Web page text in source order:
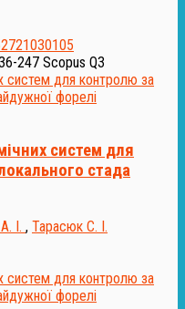
247 Scopus Q3
систем для
стада
І. , Тарасюк С. І.